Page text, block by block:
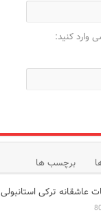
وارد کنید:
برچسب ها
عاشقانه ترکی استانبولی